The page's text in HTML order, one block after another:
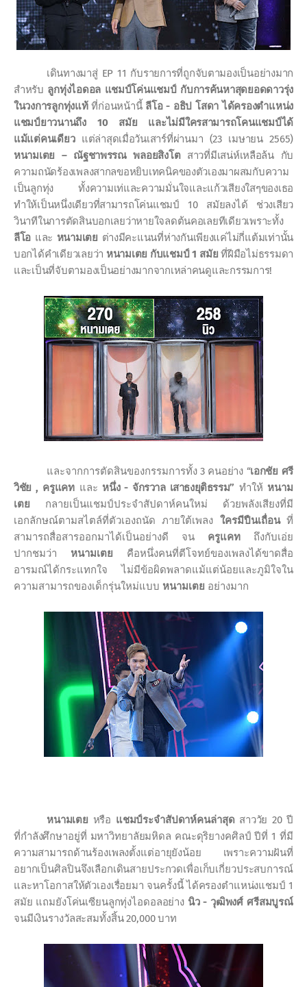
เดินทางมาสู่ EP 11 กับรายการที่ถูกจับตามองเป็นอย่างมาก
สำหรับ ลูกทุ่งไอดอล แชมป์โค่นแชมป์ กับการค้นหาสุดยอดดาวรุ่ง
ในวงการลูกทุ่งแท้ที่ก่อนหน้านี้ ลีโอ- อธิป โสดา ได้ครองตำแหน่ง
แชมป์ยาวนานถึง 10 สมัย และไม่มีใครสามารถโคนแชมป์ได้
แม้แต่คนเดียวแต่ล่าสุดเมื่อวันเสาร์ที่ผ่านมา (23 เมษายน2565)
หนามเตย – ณัฐชาพรรณ พลอยสิงโตสาวที่มีเสน่ห์เหลือล้น กับ
ความถนัดร้องเพลงสากลขอหยิบเทคนิคของตัวเองมาผสมกับความ
เป็นลูกทุ่ง ทั้งความเท่และความมั่นใจและแก้วเสียงใสๆของเธอ
ทำให้เป็นหนึ่งเดียวที่สามารถโค่นแชมป์ 10 สมัยลงได้ ช่วงเสียว
วินาทีในการตัดสินบอกเลยว่าหายใจลดต้นคอเลยทีเดียวเพราะทั้ง
ลีโอ และ หนามเตย ต่างมีคะแนนที่ห่างกันเพียงแค่ไม่กี่แต้มเท่านั้น
บอกได้คำเดียวเลยว่า หนามเตย กับแชมป์1 สมัย ที่ฝีมือไม่ธรรมดา
และเป็นที่จับตามองเป็นอย่างมากจากเหล่าคนดูและกรรมการ!
และจากการตัดสินของกรรมการทั้ง3 คนอย่าง “เอกชัย ศรี
วิชัย, ครูแคท และ หนึ่ง - จักรวาล เสาธงยุติธรรม” ทำให้ หนาม
เตย กลายเป็นแชมป์ประจำสัปดาห์คนใหม่ ด้วยพลังเสียงที่มี
เอกลักษณ์ตามสไตล์ที่ตัวเองถนัด ภายใต้เพลง ใครมีปืนเถื่อนที่
สามารถสื่อสารออกมาได้เป็นอย่างดี จน ครูแคท ถึงกับเอ่ย
ปากชมว่า หนามเตย คือหนึ่งคนที่ตีโจทย์ของเพลงได้ขาดสื่อ
อารมณ์ได้กระแทกใจ ไม่มีข้อผิดพลาดแม้แต่น้อยและภูมิใจใน
ความสามารถของเด็กรุ่นใหม่แบบ หนามเตย อย่างมาก
หนามเตย หรือ แชมป์ระจำสัปดาห์คนล่าสุดสาววัย 20ปี
ที่กำลังศึกษาอยู่ที่ มหาวิทยาลัยมหิดล คณะดุริยางคศิลป์ ปีที่ 1ที่มี
ความสามารถด้านร้องเพลงตั้งแต่อายุยังน้อย เพราะความฝันที่
อยากเป็นศิลปินจึงเลือกเดินสายประกวดเพื่อเก็บเกี่ยวประสบการณ์
และหาโอกาสให้ตัวเองเรื่อยมา จนครั้งนี้ ได้ครองตำแหน่งแชมป์ 1
สมัย แถมยังโค่นเซียนลูกทุ่งไอดอลอย่าง นิว - วุฒิพงศ์ ศรีสมบูรณ์
จนมีเงินรางวัลสะสมทั้งสิ้น20,000บาท